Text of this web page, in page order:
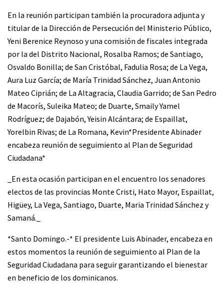
En la reunión participan también la procuradora adjunta y
titular de la Dirección de Persecución del Ministerio Público,
Yeni Berenice Reynoso y una comisión de fiscales integrada
por la del Distrito Nacional, Rosalba Ramos; de Santiago,
Osvaldo Bonilla; de San Cristóbal, Fadulia Rosa; de La Vega,
Aura Luz García; de María Trinidad Sánchez, Juan Antonio
Mateo Ciprián; de La Altagracia, Claudia Garrido; de San Pedro
de Macorís, Suleika Mateo; de Duarte, Smaily Yamel
Rodríguez; de Dajabón, Yeisin Alcántara; de Espaillat,
Yorelbin Rivas; de La Romana, Kevin*Presidente Abinader
encabeza reunión de seguimiento al Plan de Seguridad
Ciudadana*
_En esta ocasión participan en el encuentro los senadores
electos de las provincias Monte Cristi, Hato Mayor, Espaillat,
Higüey, La Vega, Santiago, Duarte, Maria Trinidad Sánchez y
Samaná._
*Santo Domingo.-* El presidente Luis Abinader, encabeza en
estos momentos la reunión de seguimiento al Plan de la
Seguridad Ciudadana para seguir garantizando el bienestar
en beneficio de los dominicanos.